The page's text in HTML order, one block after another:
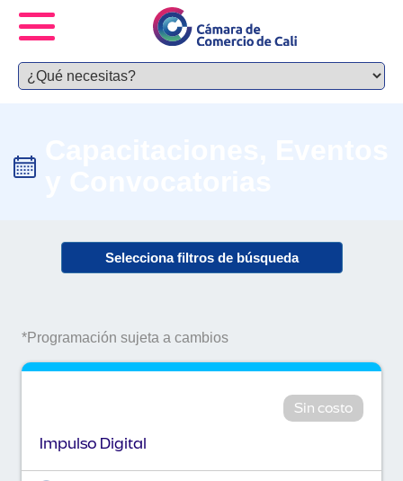
Selecciona filtros de búsqueda
*Programación sujeta a cambios
Sin costo
Impulso Digital